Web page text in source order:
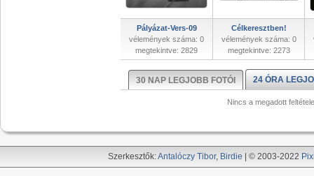
Pályázat-Vers-09
vélemények száma: 0
megtekintve: 2829
Célkeresztben!
vélemények száma: 0
megtekintve: 2273
30 NAP LEGJOBB FOTÓI 24 ÓRA
Nincs a megadott
Szerkesztők:Antalóczy Tibor, Birdie | © 2003-2022